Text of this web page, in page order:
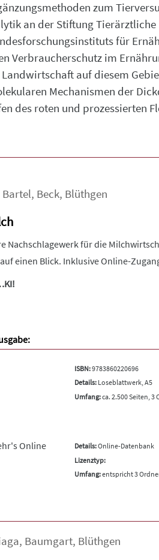
zum
an der Stiftung
für
Verbraucherschutz im
auf diesem
Mechanismen der
des roten und prozessierten
Bartel, Beck, Blüthgen
Nachschlagewerk für die
einen Blick. Inklusive Online-
ISBN:9783860220696
Details:Loseblattwerk, A5
Umfang:ca. 2.500 Seiten, 3
Online Details:Online-Datenbank
Lizenztyp:
Umfang:entspricht 3
, Baumgart, Blüthgen